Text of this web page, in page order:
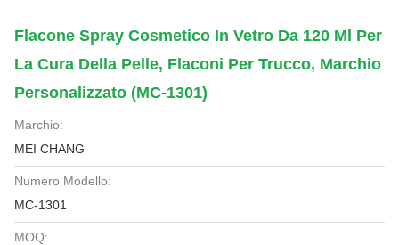
Flacone Spray Cosmetico In Vetro Da 120 Ml Per
La Cura Della Pelle, Flaconi Per Trucco, Marchio
Personalizzato (MC-1301)
Marchio:
MEI CHANG
Numero Modello:
MC-1301
MOQ: